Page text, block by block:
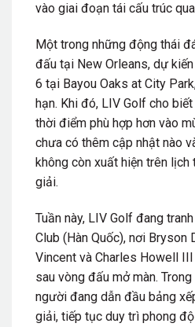
vào giai đoạn tái cấu trúc
Một trong những động thái
đấu tại New Orleans, dự
6 tại Bayou Oaks at City
hạn. Khi đó, LIV Golf cho
thời điểm phù hợp hơn vào
chưa có thêm cập nhật nào
không còn xuất hiện trên
giải.
Tuần này, LIV Golf đang
Club (Hàn Quốc), nơi Bryson
Vincent và Charles Howell
sau vòng đấu mở màn.
người đang dẫn đầu bảng
giải, tiếp tục duy trì phong